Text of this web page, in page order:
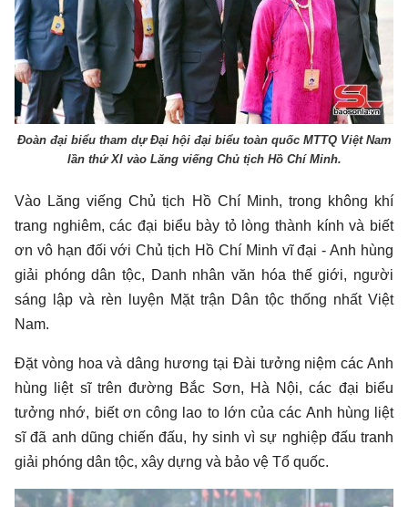
Đoàn đại biểu tham dự Đại hội đại biểu toàn quốc MTTQ Việt Nam
lần thứ XI vào Lăng viếng Chủ tịch Hồ Chí Minh.
Vào Lăng viếng Chủ tịch Hồ Chí Minh, trong không khí
trang nghiêm, các đại biểu bày tỏ lòng thành kính và biết
ơn vô hạn đối với Chủ tịch Hồ Chí Minh vĩ đại - Anh hùng
giải phóng dân tộc, Danh nhân văn hóa thế giới, người
sáng lập và rèn luyện Mặt trận Dân tộc thống nhất Việt
Nam.
Đặt vòng hoa và dâng hương tại Đài tưởng niệm các Anh
hùng liệt sĩ trên đường Bắc Sơn, Hà Nội, các đại biểu
tưởng nhớ, biết ơn công lao to lớn của các Anh hùng liệt
sĩ đã anh dũng chiến đấu, hy sinh vì sự nghiệp đấu tranh
giải phóng dân tộc, xây dựng và bảo vệ Tổ quốc.